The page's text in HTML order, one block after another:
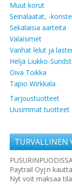
Muut korut
Seinälaatat, -
Sekalaisia aarteita
Valaisimet
Vanhat lelut ja
Heljä Liukko-
Oiva Toikka
Tapio Wirkkala
Tarjoustuotteet
Uusimmat tuotteet
TURVALLINEN
Paytrail Oyj:n
Nyt voit maksaa